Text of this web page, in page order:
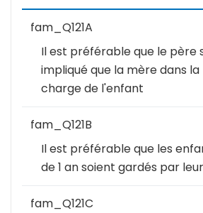
fam_Q121A
Il est préférable que le père
impliqué que la mère dans
charge de l'enfant
fam_Q121B
Il est préférable que les
de 1 an soient gardés par
fam_Q121C